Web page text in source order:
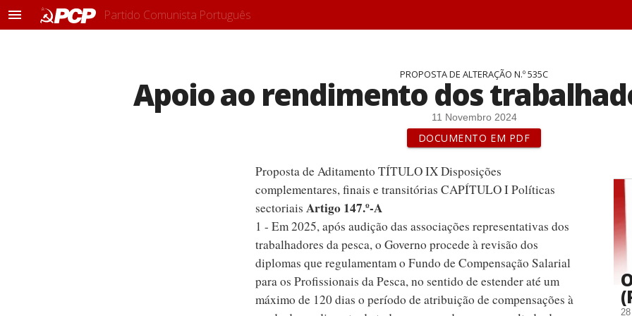
M
Partido Comunista Português
PROPOSTA DE ALTERAÇÃO N.º 535C
Apoio ao rendimento dos
11 Novembro 2024
DOCUMENTO EM PDF
Proposta de Aditamento TÍTULO IX Disposições
complementares, finais e transitórias CAPÍTULO I Políticas
sectoriais Artigo 147.º-A
1 - Em 2025, após audição das associações representativas dos
trabalhadores da pesca, o Governo procede à revisão dos
diplomas que regulamentam o Fundo de Compensação Salarial
para os Profissionais da Pesca, no sentido de estender até um
máximo de 120 dias o período de atribuição de compensações à